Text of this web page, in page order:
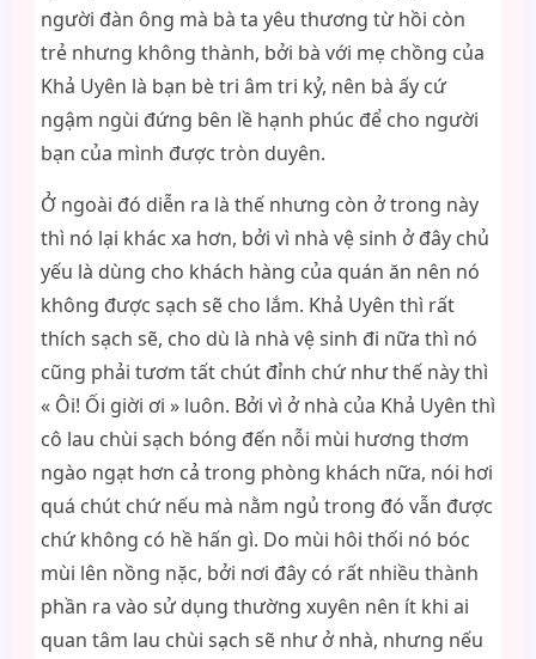
người đàn ông mà bà ta yêu thương từ hồi còn
trẻ nhưng không thành, bởi bà với mẹ chồng của
Khả Uyên là bạn bè tri âm tri kỷ, nên bà ấy cứ
ngậm ngùi đứng bên lề hạnh phúc để cho người
bạn của mình được tròn duyên.
Ở ngoài đó diễn ra là thế nhưng còn ở trong này
thì nó lại khác xa hơn, bởi vì nhà vệ sinh ở đây chủ
yếu là dùng cho khách hàng của quán ăn nên nó
không được sạch sẽ cho lắm. Khả Uyên thì rất
thích sạch sẽ, cho dù là nhà vệ sinh đi nữa thì nó
cũng phải tươm tất chút đỉnh chứ như thế này thì
« Ôi! Ối giời ơi » luôn. Bởi vì ở nhà của Khả Uyên thì
cô lau chùi sạch bóng đến nỗi mùi hương thơm
ngào ngạt hơn cả trong phòng khách nữa, nói hơi
quá chút chứ nếu mà nằm ngủ trong đó vẫn được
chứ không có hề hấn gì. Do mùi hôi thối nó bóc
mùi lên nồng nặc, bởi nơi đây có rất nhiều thành
phần ra vào sử dụng thường xuyên nên ít khi ai
quan tâm lau chùi sạch sẽ như ở nhà, nhưng nếu